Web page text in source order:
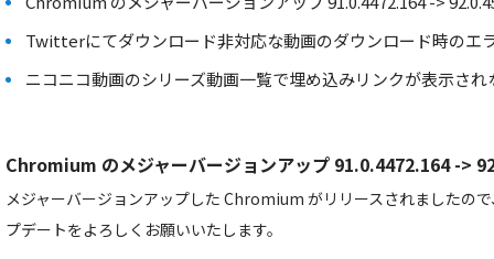
Twitterにてダウンロード非対応な動画のダウンロード時のエ
ニコニコ動画のシリーズ動画一覧で埋め込みリンクが表示さ
Chromium のメジャーバージョンアップ 91.0.4472.164 ->
メジャーバージョンアップした Chromium がリリースされましたの
プデートをよろしくお願いいたします。